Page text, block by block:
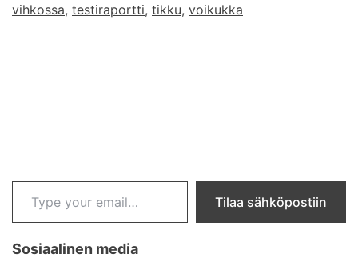
vihkossa, testiraportti, tikku, voikukka
Type your email…
Tilaa sähköpostiin
Sosiaalinen media